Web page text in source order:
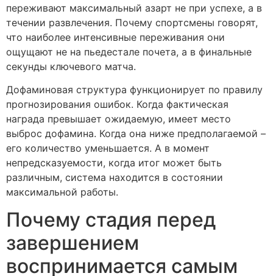
переживают максимальный азарт не при успехе, а в
течении развлечения. Почему спортсмены говорят,
что наиболее интенсивные переживания они
ощущают не на пьедестале почета, а в финальные
секунды ключевого матча.
Дофаминовая структура функционирует по правилу
прогнозирования ошибок. Когда фактическая
награда превышает ожидаемую, имеет место
выброс дофамина. Когда она ниже предполагаемой –
его количество уменьшается. А в момент
непредсказуемости, когда итог может быть
различным, система находится в состоянии
максимальной работы.
Почему стадия перед
завершением
воспринимается самым